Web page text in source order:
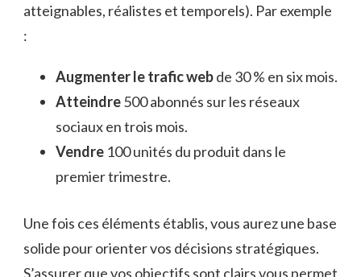
atteignables, réalistes et temporels). Par exemple
:
Augmenter le trafic webde 30 % en six mois.
Atteindre500 abonnés sur les réseaux
sociaux en trois mois.
Vendre 100 unités du produit dans le
premier trimestre.
Une fois ces éléments établis, vous aurez une base
solide pour orienter vos décisions stratégiques.
S’assurer que vos objectifs sont clairs vous permet